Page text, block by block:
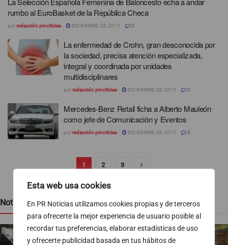
Esta web usa cookies
En PR Noticias utilizamos cookies propias y de terceros
para ofrecerte la mejor experiencia de usuario posible al
recordar tus preferencias, elaborar estadísticas de uso
y ofrecerte publicidad basada en tus hábitos de
rumbo al EuroBasket de la República Checa
porredacción prnoticias DICIEMBRE 28, 2017 0
La enfermedad de Crohn, gran desconocida por
la sociedad, precisa atención especializada,
integral y coordinada por unidades
multidisciplinares
porredacción prnoticias DICIEMBRE 28, 2017 0
Mercedes-Benz Retail ficha a Alberto Mauleón
como jefe de Comunicación y Eventos
porredacción prnoticias DICIEMBRE 28, 2017 0
1 2 3
Noticias recientes